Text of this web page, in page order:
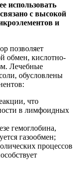
использовать
с высокой
и
позволяет
обмен, кислотно-
Лечебные
обусловлены
что
в лимфоидных
гемоглобина,
газообмен;
процессов